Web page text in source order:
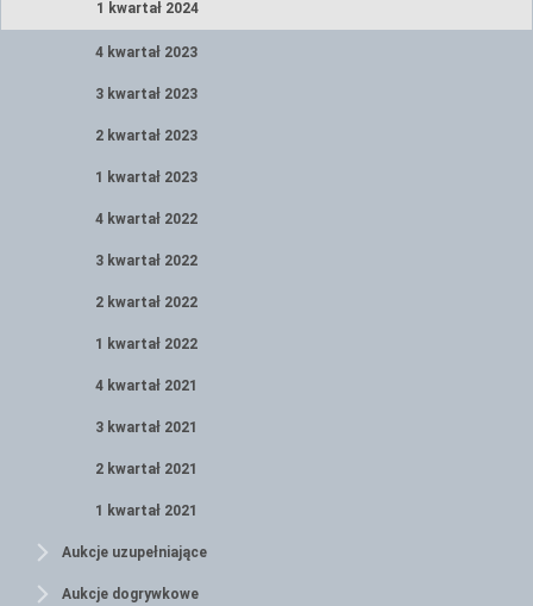
1 kwartał 2024
4 kwartał 2023
3 kwartał 2023
2 kwartał 2023
1 kwartał 2023
4 kwartał 2022
3 kwartał 2022
2 kwartał 2022
1 kwartał 2022
4 kwartał 2021
3 kwartał 2021
2 kwartał 2021
1 kwartał 2021
Aukcje uzupełniające
Aukcje dogrywkowe